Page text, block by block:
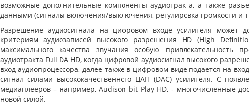
возможные дополнительные компоненты аудиотракта, а также
данными (сигналы включения/выключения, регулировка громкости и
Разрешение аудиосигнала на цифровом входе усилителя может
критериям аудиозаписей высокого разрешения HD (High
максимального качества звучания особую привлекательность
аудиотракта Full DA HD, когда цифровой аудиосигнал высокого
вход аудиопроцессора, далее также в цифровом виде подается на
сигнал силами высококачественного ЦАП (DAC) усилителя. С
медиаплееров – например, Audison bit Play HD, - многочисленные
новой силой.